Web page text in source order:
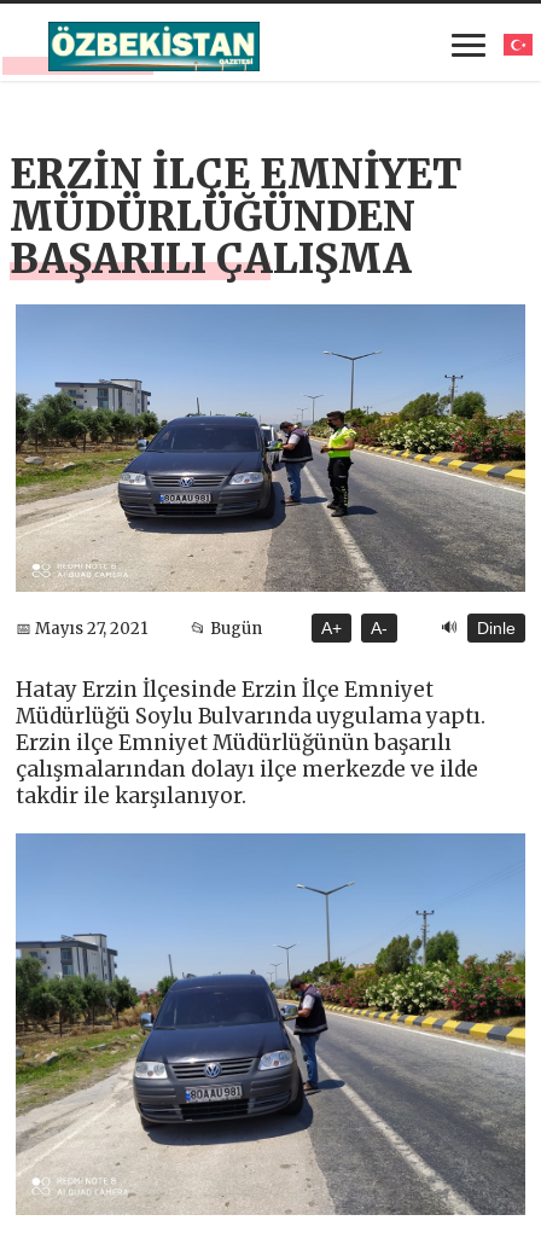
ERZİN İLÇE EMNİYET
MÜDÜRLÜĞÜNDEN
BAŞARILI ÇALIŞMA
📅 Mayıs 27, 2021 📂 Bugün A+ A- 🔊 Dinle
Hatay Erzin İlçesinde Erzin İlçe Emniyet
Müdürlüğü Soylu Bulvarında uygulama yaptı.
Erzin ilçe Emniyet Müdürlüğünün başarılı
çalışmalarından dolayı ilçe merkezde ve ilde
takdir ile karşılanıyor.